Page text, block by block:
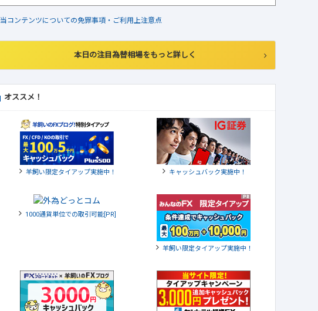
当コンテンツについての免罪事項・ご利用上注意点
本日の注目為替相場をもっと詳しく
オススメ！
羊飼い限定タイアップ実施中！ キャッシュバック実施中！
1000通貨単位での取引可能[PR]
羊飼い限定タイアップ実施中！